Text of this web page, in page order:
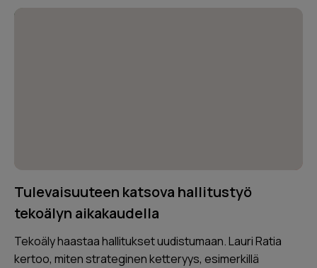
Tulevaisuuteen katsova hallitustyö
tekoälyn aikakaudella
Tekoäly haastaa hallitukset uudistumaan. Lauri Ratia
kertoo, miten strateginen ketteryys, esimerkillä